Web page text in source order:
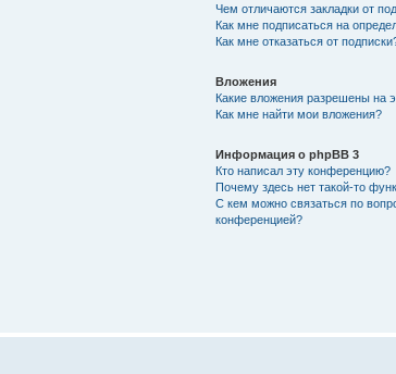
Чем отличаются закладки от
Как мне подписаться на
Как мне отказаться от
Вложения
Какие вложения разрешены на
Как мне найти мои вложения?
Информация о phpBB 3
Кто написал эту конференцию?
Почему здесь нет такой-то
С кем можно связаться по
конференцией?